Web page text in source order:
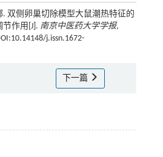
双侧卵巢切除模型大鼠潮热特征的
作用[J]. 南京中医药大学学报,
j.issn.1672-
下一篇